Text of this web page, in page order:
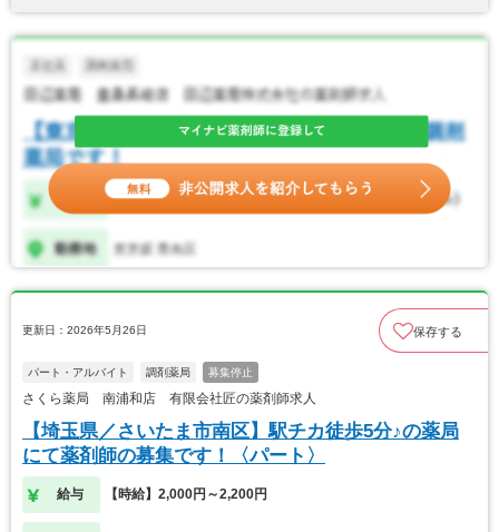
更新日：2026年5月26日 保存する
パート・アルバイト 調剤薬局 募集停止
さくら薬局 南浦和店 有限会社匠の薬剤師求人
【埼玉県／さいたま市南区】駅チカ徒歩5分♪の薬局
にて薬剤師の募集です！〈パート〉
給与 【時給】2,000円～2,200円